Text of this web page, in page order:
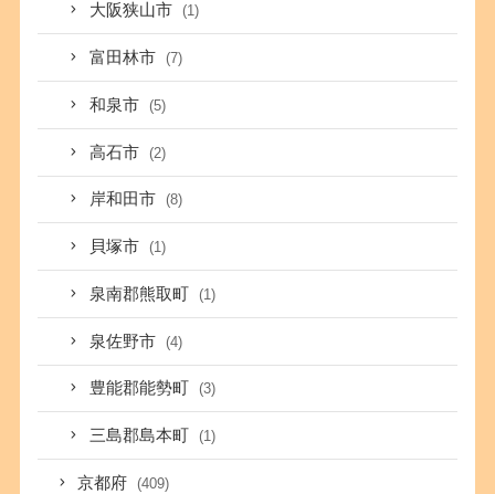
大阪狭山市 (1)
富田林市 (7)
和泉市 (5)
高石市 (2)
岸和田市 (8)
貝塚市 (1)
泉南郡熊取町 (1)
泉佐野市 (4)
豊能郡能勢町 (3)
三島郡島本町 (1)
京都府 (409)